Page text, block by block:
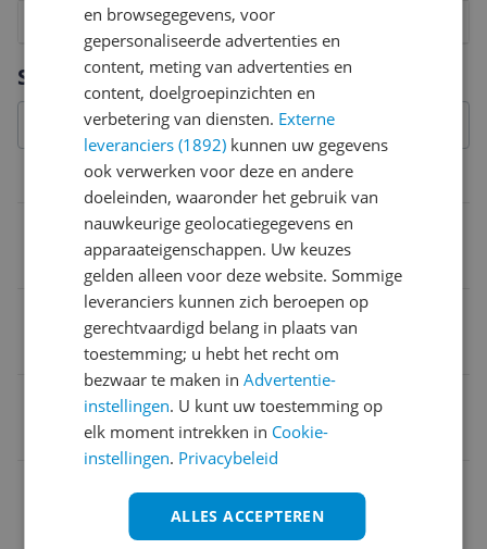
Specificaties
Overige kenmerken
Product hoogte
Microfoon voor studio's
8024221721928
Productinformatie
6
5
4
3
2
Vraag 1 van 4
en browsegegevens, voor
gepersonaliseerde advertenties en
content, meting van advertenties en
content, doelgroepinzichten en
verbetering van diensten. Externe
leveranciers (1892) kunnen uw gegevens
ook verwerken voor deze en andere
doeleinden, waaronder het gebruik van
nauwkeurige geolocatiegegevens en
apparaateigenschappen. Uw keuzes
gelden alleen voor deze website. Sommige
leveranciers kunnen zich beroepen op
gerechtvaardigd belang in plaats van
toestemming; u hebt het recht om
bezwaar te maken inAdvertentie-
instellingen. U kunt uw toestemming op
elk moment intrekken in Cookie-
instellingen. Privacybeleid
ALLES ACCEPTEREN